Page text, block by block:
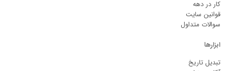
کار در دهه
قوانین سایت
سوالات متداول
ابزارها
تبدیل تاریخ